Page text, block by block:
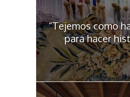
“Tejemos como
para hacer